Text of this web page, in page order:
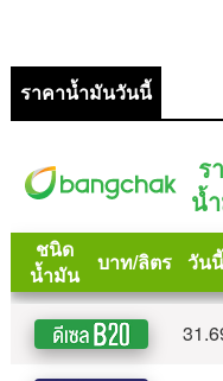
ราคาน้ำมันวันนี้